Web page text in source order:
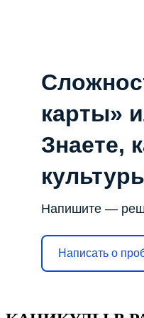
карты»
Знаете,
Напишите —
Написать о